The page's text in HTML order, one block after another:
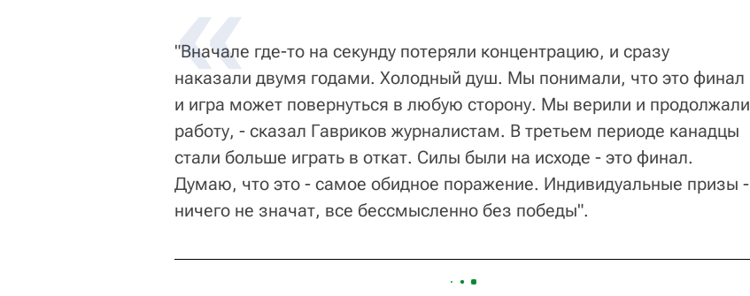
"Вначале где-то на секунду потеряли концентрацию, и сразу
наказали двумя годами. Холодный душ. Мы понимали, что это финал
и игра может повернуться в любую сторону. Мы верили и продолжали
работу, - сказал Гавриков журналистам. В третьем периоде канадцы
стали больше играть в откат. Силы были на исходе - это финал.
Думаю, что это - самое обидное поражение. Индивидуальные призы -
ничего не значат, все бессмысленно без победы".